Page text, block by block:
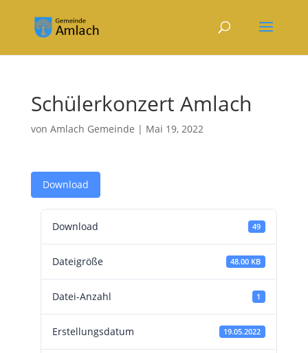
Schülerkonzert Amlach
von Amlach Gemeinde | Mai 19, 2022
Download
Download 49
Dateigröße 48.00 KB
Datei-Anzahl 1
Erstellungsdatum 19.05.2022